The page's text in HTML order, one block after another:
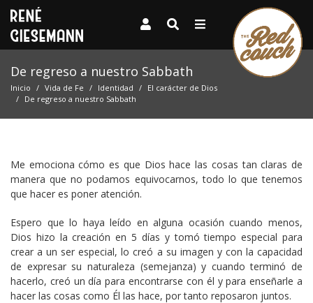
De regreso a nuestro Sabbath
Inicio Vida de Fe Identidad
El carácter de Dios
De regreso a nuestro Sabbath
Me emociona cómo es que Dios hace las cosas tan claras de
manera que no podamos equivocarnos, todo lo que tenemos
que hacer es poner atención.
Espero que lo haya leído en alguna ocasión cuando menos,
Dios hizo la creación en 5 días y tomó tiempo especial para
crear a un ser especial, lo creó a su imagen y con la capacidad
de expresar su naturaleza (semejanza) y cuando terminó de
hacerlo, creó un día para encontrarse con él y para enseñarle a
hacer las cosas como Él las hace, por tanto reposaron juntos.